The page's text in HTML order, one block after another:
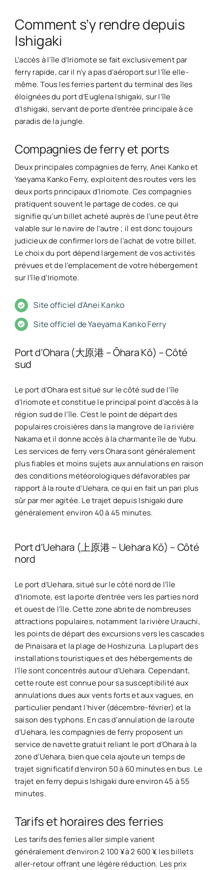
Comment s’y rendre depuis
Ishigaki
L’accès à l’île d’Iriomote se fait exclusivement par
ferry rapide, car il n’y a pas d’aéroport sur l’île elle-
même. Tous les ferries partent du terminal des îles
éloignées du port d’Euglena Ishigaki, sur l’île
d’Ishigaki, servant de porte d’entrée principale à ce
paradis de la jungle.
Compagnies de ferry et ports
Deux principales compagnies de ferry, Anei Kanko et
Yaeyama Kanko Ferry, exploitent des routes vers les
deux ports principaux d’Iriomote. Ces compagnies
pratiquent souvent le partage de codes, ce qui
signifie qu’un billet acheté auprès de l’une peut être
valable sur le navire de l’autre ; il est donc toujours
judicieux de confirmer lors de l’achat de votre billet.
Le choix du port dépend largement de vos activités
prévues et de l’emplacement de votre hébergement
sur l’île d’Iriomote.
Site officiel d’Anei Kanko
Site officiel de Yaeyama Kanko Ferry
Port d’Ohara (大原港 – Ōhara Kō) – Côté
sud
Le port d’Ohara est situé sur le côté sud de l’île
d’Iriomote et constitue le principal point d’accès à la
région sud de l’île. C’est le point de départ des
populaires croisières dans la mangrove de la rivière
Nakama et il donne accès à la charmante île de Yubu.
Les services de ferry vers Ohara sont généralement
plus fiables et moins sujets aux annulations en raison
des conditions météorologiques défavorables par
rapport à la route d’Uehara, ce qui en fait un pari plus
sûr par mer agitée. Le trajet depuis Ishigaki dure
généralement environ 40 à 45 minutes.
Port d’Uehara (上原港 – Uehara Kō) – Côté
nord
Le port d’Uehara, situé sur le côté nord de l’île
d’Iriomote, est la porte d’entrée vers les parties nord
et ouest de l’île. Cette zone abrite de nombreuses
attractions populaires, notamment la rivière Urauchi,
les points de départ des excursions vers les cascades
de Pinaisara et la plage de Hoshizuna. La plupart des
installations touristiques et des hébergements de
l’île sont concentrés autour d’Uehara. Cependant,
cette route est connue pour sa susceptibilité aux
annulations dues aux vents forts et aux vagues, en
particulier pendant l’hiver (décembre-février) et la
saison des typhons. En cas d’annulation de la route
d’Uehara, les compagnies de ferry proposent un
service de navette gratuit reliant le port d’Ohara à la
zone d’Uehara, bien que cela ajoute un temps de
trajet significatif d’environ 50 à 60 minutes en bus. Le
trajet en ferry depuis Ishigaki dure environ 45 à 55
minutes.
Tarifs et horaires des ferries
Les tarifs des ferries aller simple varient
généralement d’environ 2 100 ¥ à 2 600 ¥, les billets
aller-retour offrant une légère réduction. Les prix